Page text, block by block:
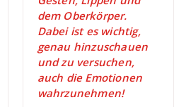
dem Oberkörper.
Dabei ist es wichtig,
genau hinzuschauen
und zu versuchen,
auch die Emotionen
wahrzunehmen!